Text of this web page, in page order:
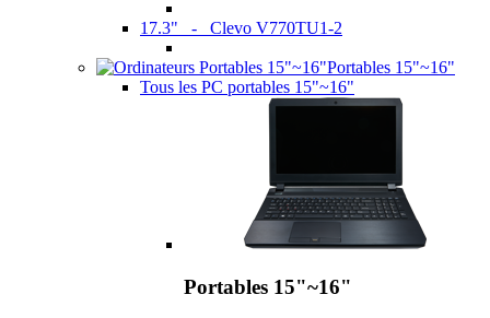
17.3" - Clevo V770TU1-2
Portables 15"~16"
Tous les PC portables 15"~16"
Portables 15"~16"